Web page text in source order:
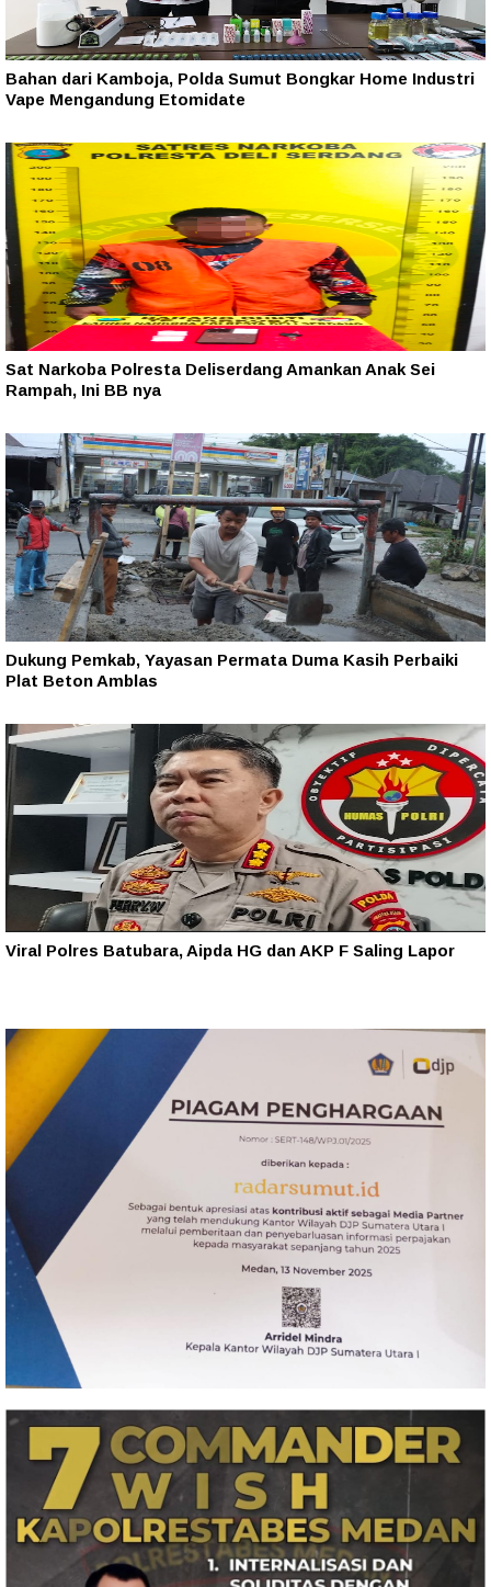
Bahan dari Kamboja, Polda Sumut Bongkar Home Industri
Vape Mengandung Etomidate
Sat Narkoba Polresta Deliserdang Amankan Anak Sei
Rampah, Ini BB nya
Dukung Pemkab, Yayasan Permata Duma Kasih Perbaiki
Plat Beton Amblas
Viral Polres Batubara, Aipda HG dan AKP F Saling Lapor